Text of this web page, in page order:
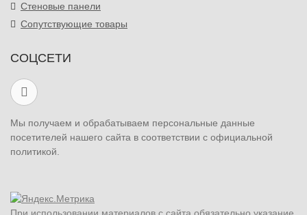
Стеновые панели
Сопутствующие товары
СОЦСЕТИ
Мы получаем и обрабатываем персональные данные
посетителей нашего сайта в соответствии с официальной
политикой.